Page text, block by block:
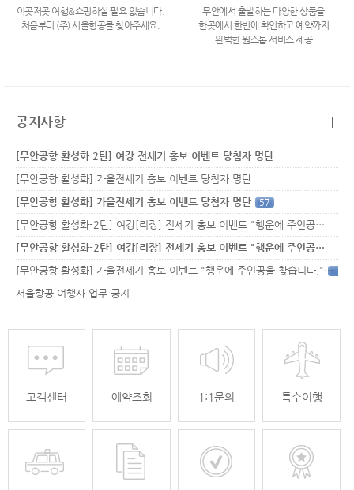
이곳저곳 여행&쇼핑하실 필요 없습니다.
처음부터 (주) 서울항공를 찾아주세요.
무안에서 출발하는 다양한 상품을
한곳에서 한번에 확인하고 예약까지
완벽한 원스톱 서비스 제공
공지사항 +
[무안공항 활성화 2탄] 여강 전세기 홍보 이벤트 당첨자 명단
[무안공항 활성화] 가을전세기 홍보 이벤트 당첨자 명단
[무안공항 활성화] 가을전세기 홍보 이벤트 당첨자 명단
57
[무안공항 활성화-2탄] 여강[리장] 전세기 홍보 이벤트 "행운에 주인공…
[무안공항 활성화-2탄] 여강[리장] 전세기 홍보 이벤트 "행운에 주인공…
[무안공항 활성화] 가을전세기 홍보 이벤트 "행운에 주인공을 찾습니다."33
서울항공 여행사 업무 공지
고객센터 예약조회 1:1문의 특수여행